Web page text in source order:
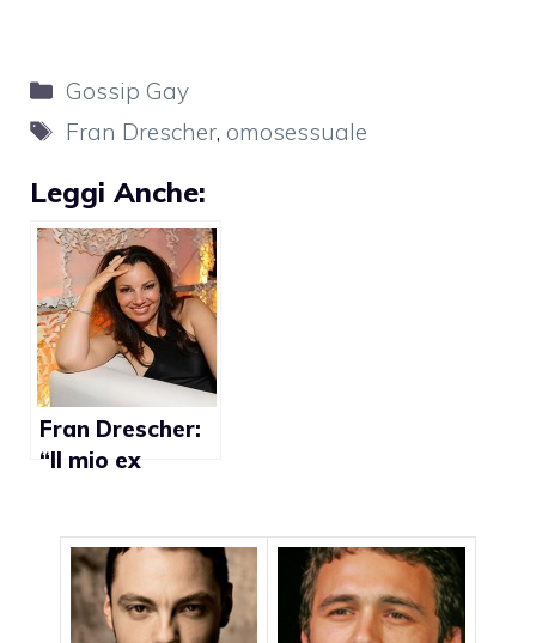
Categorie
Gossip Gay
Tag
Fran Drescher, omosessuale
Leggi Anche:
Fran Drescher:
“Il mio ex